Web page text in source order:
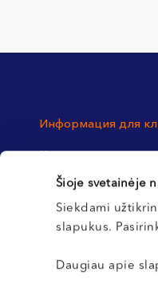
Šioje svetainėje
Siekdami
slapukus.
Daugiau apie
Информация для
Northway Вильнюс
Northway Каунас